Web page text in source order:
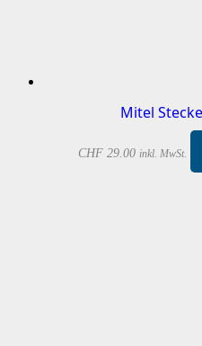
Mitel
CHF29.00 inkl. MwSt.